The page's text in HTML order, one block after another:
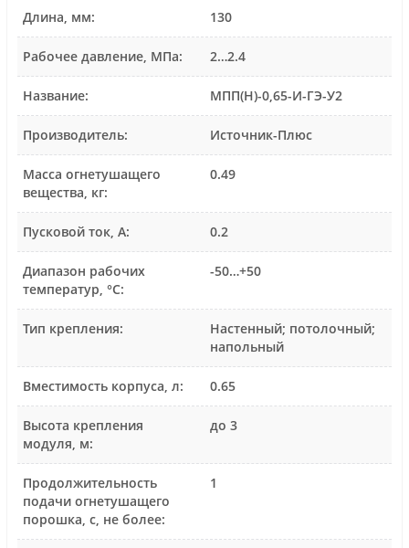
Длина, мм: 130
Рабочее давление, МПа: 2…2.4
Название: МПП(Н)-0,65-И-ГЭ-У2
Производитель: Источник-Плюс
Масса огнетушащего
вещества, кг:
0.49
Пусковой ток, А: 0.2
Диапазон рабочих
температур, °С:
-50…+50
Тип крепления:
Настенный; потолочный;
напольный
Вместимость корпуса, л: 0.65
Высота крепления
модуля, м:
до 3
Продолжительность
подачи огнетушащего
порошка, с, не более:
1